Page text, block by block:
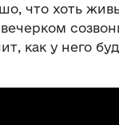
что хоть
как у него